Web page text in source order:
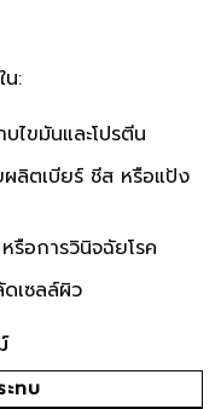
น:
ไขมันและโปรตีน
ผลิตเบียร์ ชีส หรือแป้ง
หรือการวินิจฉัยโรค
เซลล์ผิว
ะทบ